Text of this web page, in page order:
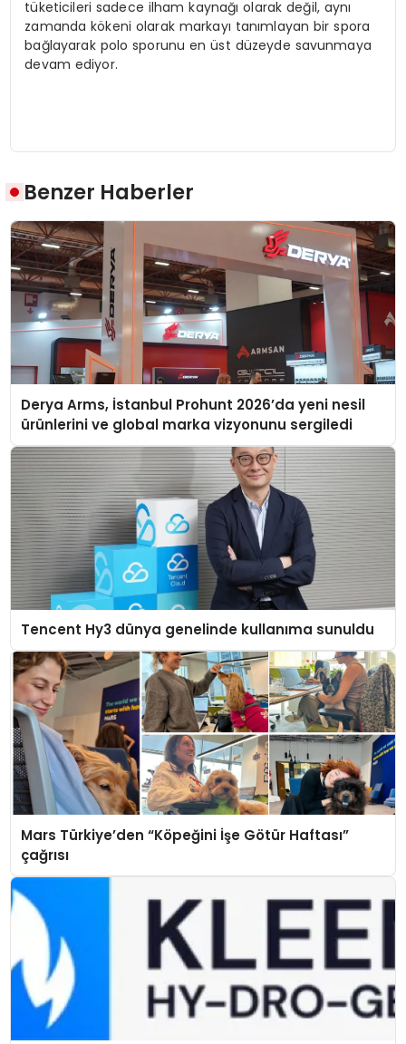
tüketicileri sadece ilham kaynağı olarak değil, aynı
zamanda kökeni olarak markayı tanımlayan bir spora
bağlayarak polo sporunu en üst düzeyde savunmaya
devam ediyor.
Benzer Haberler
Derya Arms, İstanbul Prohunt 2026’da yeni nesil
ürünlerini ve global marka vizyonunu sergiledi
Tencent Hy3 dünya genelinde kullanıma sunuldu
Mars Türkiye’den “Köpeğini İşe Götür Haftası”
çağrısı